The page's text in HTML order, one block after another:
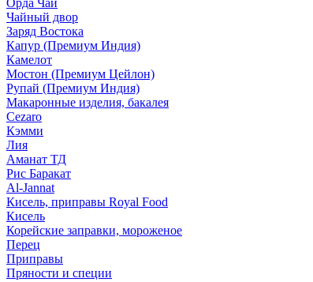
Орда Чай
Чайный двор
Заряд Востока
Капур (Премиум Индия)
Камелот
Мостон (Премиум Цейлон)
Рупай (Премиум Индия)
Макаронные изделия, бакалея
Cezaro
Кэмми
Лия
Аманат ТД
Рис Баракат
Al-Jannat
Кисель, приправы Royal Food
Кисель
Корейские заправки, мороженое
Перец
Приправы
Пряности и специи